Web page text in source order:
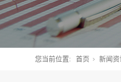
您当前位置: 首页 新闻资